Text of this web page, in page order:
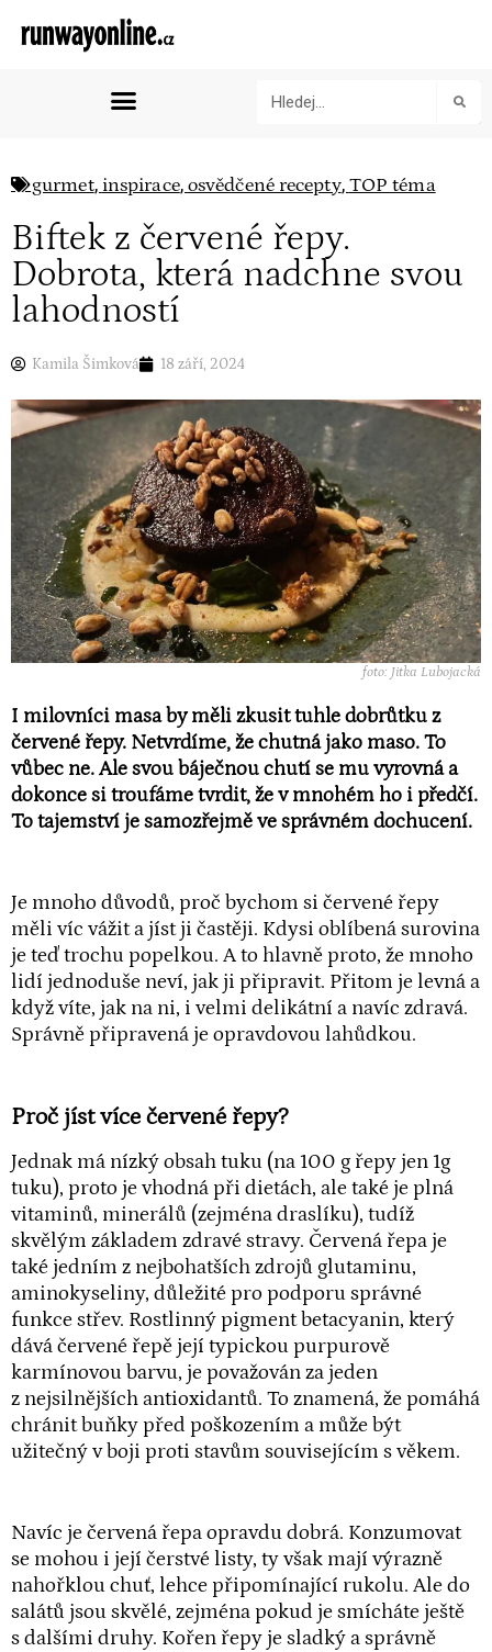
gurmet, inspirace, osvědčené recepty, TOP téma
Biftek z červené řepy.
Dobrota, která nadchne svou
lahodností
Kamila Šimková 18 září, 2024
foto: Jitka Lubojacká
I milovníci masa by měli zkusit tuhle dobrůtku z
červené řepy. Netvrdíme, že chutná jako maso. To
vůbec ne. Ale svou báječnou chutí se mu vyrovná a
dokonce si troufáme tvrdit, že v mnohém ho i předčí.
To tajemství je samozřejmě ve správném dochucení.
Je mnoho důvodů, proč bychom si červené řepy
měli víc vážit a jíst ji častěji. Kdysi oblíbená surovina
je teď trochu popelkou. A to hlavně proto, že mnoho
lidí jednoduše neví, jak ji připravit. Přitom je levná a
když víte, jak na ni, i velmi delikátní a navíc zdravá.
Správně připravená je opravdovou lahůdkou.
Proč jíst více červené řepy?
Jednak má nízký obsah tuku (na 100 g řepy jen 1g
tuku), proto je vhodná při dietách, ale také je plná
vitaminů, minerálů (zejména draslíku), tudíž
skvělým základem zdravé stravy. Červená řepa je
také jedním z nejbohatších zdrojů glutaminu,
aminokyseliny, důležité pro podporu správné
funkce střev. Rostlinný pigment betacyanin, který
dává červené řepě její typickou purpurově
karmínovou barvu, je považován za jeden
z nejsilnějších antioxidantů. To znamená, že pomáhá
chránit buňky před poškozením a může být
užitečný v boji proti stavům souvisejícím s věkem.
Navíc je červená řepa opravdu dobrá. Konzumovat
se mohou i její čerstvé listy, ty však mají výrazně
nahořklou chuť, lehce připomínající rukolu. Ale do
salátů jsou skvělé, zejména pokud je smícháte ještě
s dalšími druhy. Kořen řepy je sladký a správně